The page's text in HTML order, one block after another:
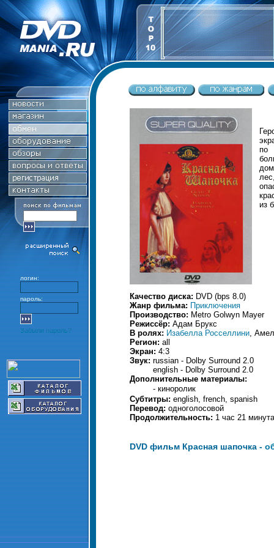
логин:
пароль:
Забыли пароль?
по
из
Качество диска: DVD (bps 8.0)
Жанр фильма: Приключения
Производство: Metro Golwyn Mayer
Режиссёр: Адам Брукс
В ролях: Изабелла Росселлини,
Регион: all
Экран: 4:3
Звук: russian - Dolby Surround 2.0
english - Dolby Surround 2.0
Дополнительные материалы:
- киноролик
Субтитры: english, french, spanish
Перевод: одноголосовой
Продолжительность: 1 час 21 минута
DVD фильм Красная шапочка -